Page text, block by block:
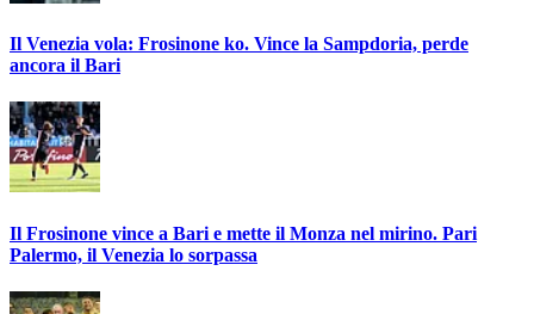
Il Venezia vola: Frosinone ko. Vince la Sampdoria, perde
ancora il Bari
Il Frosinone vince a Bari e mette il Monza nel mirino. Pari
Palermo, il Venezia lo sorpassa